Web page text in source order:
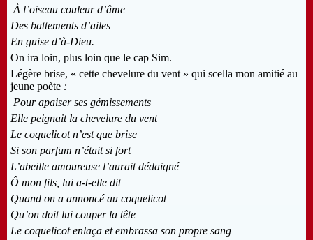
À l’oiseau couleur d’âme
Des battements d’ailes
En guise d’à-Dieu.
On ira loin, plus loin que le cap Sim.
Légère brise, « cette chevelure du vent » qui scella mon amitié au
jeune poète :
Pour apaiser ses gémissements
Elle peignait la chevelure du vent
Le coquelicot n’est que brise
Si son parfum n’était si fort
L’abeille amoureuse l’aurait dédaigné
Ô mon fils, lui a-t-elle dit
Quand on a annoncé au coquelicot
Qu’on doit lui couper la tête
Le coquelicot enlaça et embrassa son propre sang